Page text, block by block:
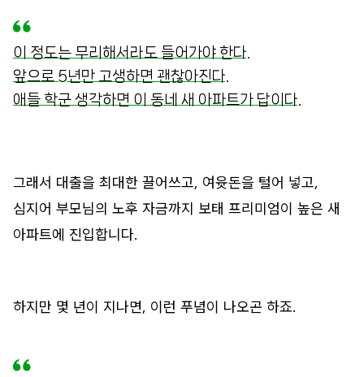
이 정도는 무리해서라도 들어가야 한다.
앞으로 5년만 고생하면 괜찮아진다.
애들 학군 생각하면 이 동네 새 아파트가 답이다.
그래서 대출을 최대한 끌어쓰고, 여윳돈을 털어 넣고,
심지어 부모님의 노후 자금까지 보태 프리미엄이 높은 새
아파트에 진입합니다.
하지만 몇 년이 지나면, 이런 푸념이 나오곤 하죠.